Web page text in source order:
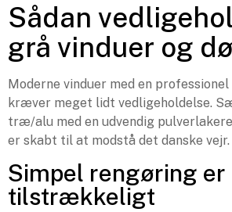
Sådan
grå vinduer og
Moderne vinduer med en
kræver meget lidt vedligeholdelse.
træ/alu med en udvendig
er skabt til at modstå det danske vejr.
Simpel rengøring er
tilstrækkeligt